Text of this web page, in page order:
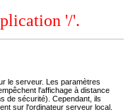
'/'.
le serveur. Les paramètres
l'affichage à distance
de sécurité). Cependant, ils
sur l'ordinateur serveur local.